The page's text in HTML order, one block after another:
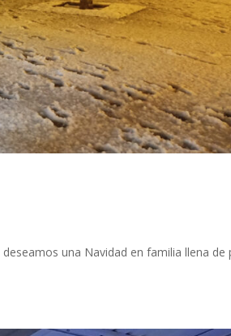
una Navidad en familia llena de